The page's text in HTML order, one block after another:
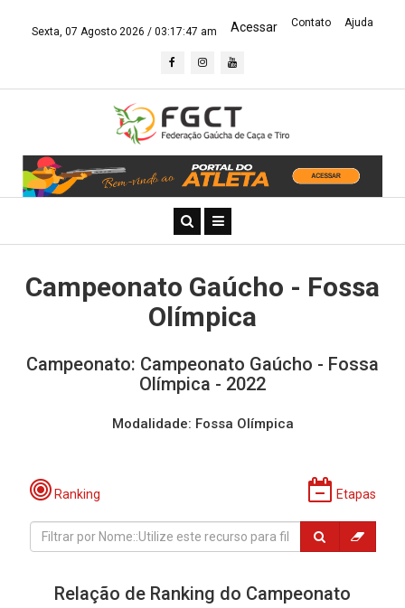
Sexta, 07 Agosto 2026 / 03:17:47 am Acessar Contato Ajuda
Campeonato Gaúcho - Fossa
Olímpica
Campeonato: Campeonato Gaúcho - Fossa
Olímpica - 2022
Modalidade: Fossa Olímpica
Ranking Etapas
Relação de Ranking do Campeonato